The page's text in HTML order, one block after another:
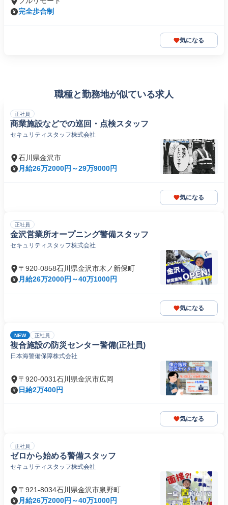
完全歩合制
気になる
職種と勤務地が似ている求人
正社員
商業施設などでの巡回・点検スタッフ
セキュリティスタッフ株式会社
石川県金沢市
月給26万2000円～29万9000円
気になる
正社員
金沢営業所オープニング警備スタッフ
セキュリティスタッフ株式会社
〒920-0858石川県金沢市木ノ新保町
月給26万2000円～40万1000円
気になる
NEW 正社員
複合施設の防災センター警備(正社員)
日本海警備保障株式会社
〒920-0031石川県金沢市広岡
日給2万400円
気になる
正社員
ゼロから始める警備スタッフ
セキュリティスタッフ株式会社
〒921-8034石川県金沢市泉野町
月給26万2000円～40万1000円